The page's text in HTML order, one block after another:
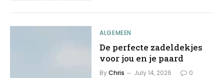
ALGEMEEN
De perfecte zadeldekjes
voor jou en je paard
ByChris July 14, 2026 0